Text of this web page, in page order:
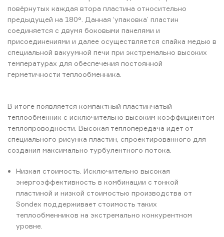
повёрнутых каждая втора пластина относительно
предыдущей на 180°. Данная ‘упаковка’ пластин
соединяется с двумя боковыми панелями и
присоединениями и далее осуществляется спайка медью в
специальной вакуумной печи при экстремально высоких
температурах для обеспечения постоянной
герметичности теплообменника.
В итоге появляется компактный пластинчатый
теплообменник с исключительно высоким коэффициентом
теплопроводности. Высокая теплопередача идёт от
специального рисунка пластин, спроектированного для
создания максимально турбулентного потока.
Низкая стоимость. Исключительно высокая
энергоэффективность в комбинации с тонкой
пластиной и низкой стоимостью производства от
Sondex поддерживает стоимость таких
теплообменников на экстремально конкурентном
уровне.